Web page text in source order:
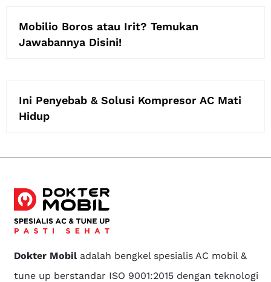
Mobilio Boros atau Irit? Temukan
Jawabannya Disini!
Ini Penyebab & Solusi Kompresor AC Mati
Hidup
Dokter Mobiladalah bengkel spesialis AC mobil &
tune up berstandar ISO 9001:2015 dengan teknologi